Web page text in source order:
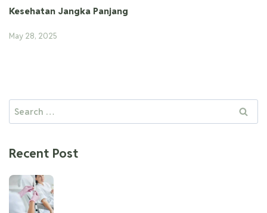
Kesehatan Jangka Panjang
May 28, 2025
Recent Post